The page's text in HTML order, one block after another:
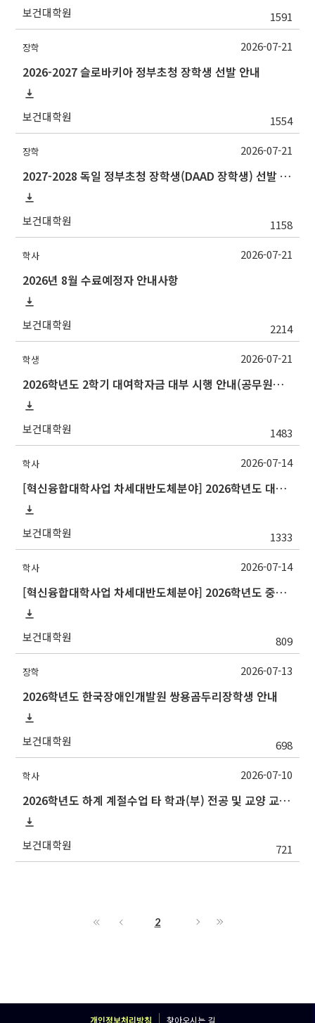
보건대학원 1591
장학
2026-2027 슬로바키아 정부초청 장학생 선발 안내
보건대학원 1554
2026-07-21
장학
2027-2028 독일 정부초청 장학생(DAAD 장학생) 선발 안내
보건대학원 1158
2026-07-21
학사
2026년 8월 수료예정자 안내사항
보건대학원 2214
2026-07-21
학생
2026학년도 2학기 대여학자금 대부 시행 안내(공무원연금공단)
보건대학원 1483
2026-07-21
학사
[혁신융합대학사업 차세대반도체분야] 2026학년도 대구대학교 2학기 교류 수학 안내
보건대학원 1333
2026-07-14
학사
[혁신융합대학사업 차세대반도체분야] 2026학년도 중앙대학교 2학기 교류 수학 안내
보건대학원 809
2026-07-14
장학
2026학년도 한국장애인개발원 쌍용곰두리장학생 안내
보건대학원 698
2026-07-13
학사
2026학년도 하계 계절수업 타 학과(부) 전공 및 교양 교과목 성적평가방법 선택제 신청 안내(~7/15 수)
보건대학원 721
2026-07-10
2
개인정보처리방침 찾아오시는 길